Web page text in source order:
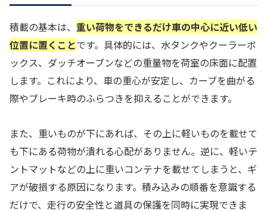
積載の基本は、 重い荷物をできるだけ車の中心に近い低い
位置に置くことです。具体的には、水タンクやクーラーボ
ックス、ダッチオーブンなどの重量物を荷室の床面に配置
します。これにより、車の重心が安定し、カーブを曲がる
際やブレーキ時のふらつきを抑えることができます。
また、重いものが下にあれば、その上に軽いものを載せて
も下にある荷物が潰れる心配がありません。逆に、軽いテ
ントマットなどの上に重いコンテナを載せてしまうと、ギ
アが破損する原因になります。積み込みの順番を意識する
だけで、走行の安全性と道具の保護を同時に実現できま